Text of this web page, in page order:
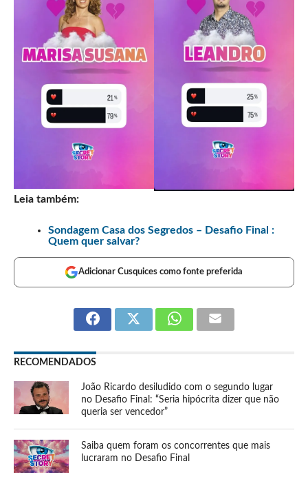
Leia também:
Sondagem Casa dos Segredos – Desafio Final :
Quem quer salvar?
Adicionar Cusquices como fonte preferida
RECOMENDADOS
João Ricardo desiludido com o segundo lugar
no Desafio Final: “Seria hipócrita dizer que não
queria ser vencedor”
Saiba quem foram os concorrentes que mais
lucraram no Desafio Final